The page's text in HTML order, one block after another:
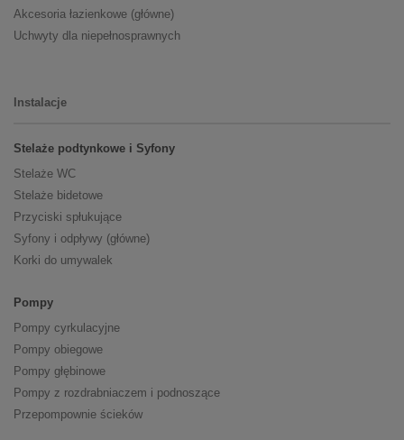
Akcesoria łazienkowe (główne)
Uchwyty dla niepełnosprawnych
Instalacje
Stelaże podtynkowe i Syfony
Stelaże WC
Stelaże bidetowe
Przyciski spłukujące
Syfony i odpływy (główne)
Korki do umywalek
Pompy
Pompy cyrkulacyjne
Pompy obiegowe
Pompy głębinowe
Pompy z rozdrabniaczem i podnoszące
Przepompownie ścieków